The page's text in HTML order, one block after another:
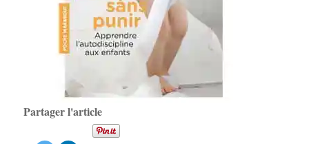
Partager l'article